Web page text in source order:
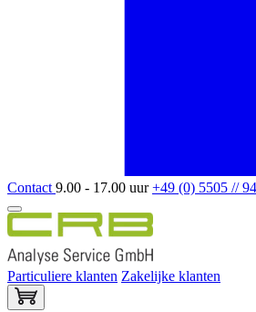
Contact 9.00 - 17.00 uur+49 (0) 5505 //
Particuliere klanten Zakelijke klanten